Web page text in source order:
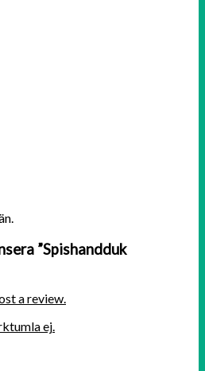
”Spishandduk
a review.
ej.